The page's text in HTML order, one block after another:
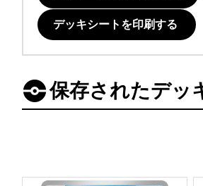
デッキシートを印刷する
保存されたデッ